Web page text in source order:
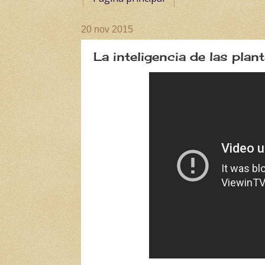
20 nov 2015
La inteligencia de las